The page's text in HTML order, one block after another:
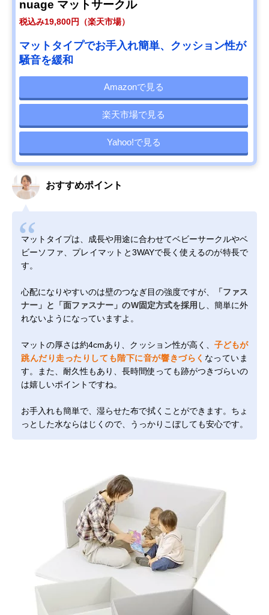
nuage マットサークル
税込み19,800円（楽天市場）
マットタイプでお手入れ簡単、クッション性が
騒音を緩和
Amazonで見る
楽天市場で見る
Yahoo!で見る
おすすめポイント
マットタイプは、成長や用途に合わせてベビーサークルやベ
ビーソファ、プレイマットと3WAYで長く使えるのが特長で
す。
心配になりやすいのは壁のつなぎ目の強度ですが、
「ファス
ナー」と「面ファスナー」のW固定方式を採用 し、簡単に外
れないようになっていますよ。
マットの厚さは約4cmあり、クッション性が高く、 子どもが
跳んだり走ったりしても階下に音が響きづらく なっていま
す。また、耐久性もあり、長時間使っても跡がつきづらいの
は嬉しいポイントですね。
お手入れも簡単で、湿らせた布で拭くことができます。ちょ
っとした水ならはじくので、うっかりこぼしても安心です。